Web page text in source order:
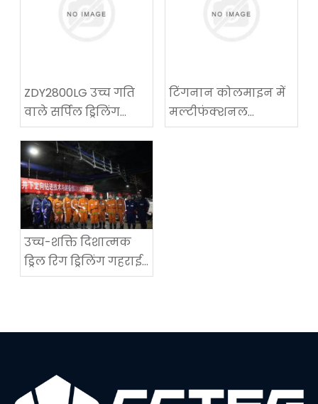
ZDY2800LG उच्च गति
वाले सर्पिल ड्रिलिंग
तकनीकी उपकरण
परीक्षण में सफलता
टिंगनान कोलमाइन में
मल्टीफंक्शनल
कोलमाइन रोडवे-
उच्च-शक्ति दिशात्मक
ड्रिल रिग ड्रिलिंग गहराई
में एक नया विश्व रिकॉर्ड